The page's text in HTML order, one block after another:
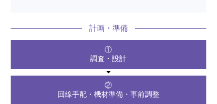
計画・準備
①
調査・設計
②
回線手配・ 機材準備・事前調整